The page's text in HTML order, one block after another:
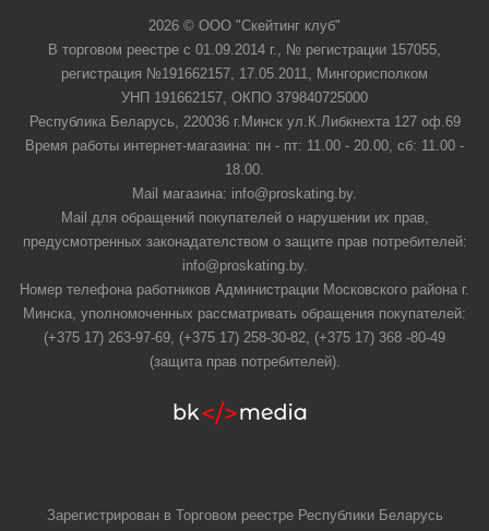
2026 © ООО "Скейтинг клуб"
В торговом реестре с 01.09.2014 г., № регистрации 157055,
регистрация №191662157, 17.05.2011, Мингорисполком
УНП 191662157, ОКПО 379840725000
Республика Беларусь, 220036 г.Минск ул.К.Либкнехта 127 оф.69
Время работы интернет-магазина: пн - пт: 11.00 - 20.00, сб: 11.00 -
18.00.
Mail магазина: info@proskating.by.
Mail для обращений покупателей о нарушении их прав,
предусмотренных законадателством о защите прав потребителей:
info@proskating.by.
Номер телефона работников Администрации Московского района г.
Минска, уполномоченных рассматривать обращения покупателей:
(+375 17) 263-97-69, (+375 17) 258-30-82, (+375 17) 368 -80-49
(защита прав потребителей).
Зарегистрирован в Торговом реестре Республики Беларусь